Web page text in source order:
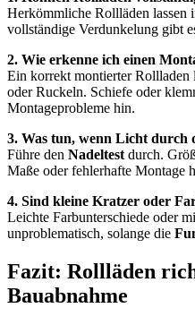
Herkömmliche Rollläden lassen
vollständige Verdunkelung gibt
2. Wie erkenne ich einen
Ein korrekt montierter Rollladen
oder Ruckeln. Schiefe oder
Montageprobleme hin.
3. Was tun, wenn Licht durch
Führe den Nadeltest durch.
Maße oder fehlerhafte Montage
4. Sind kleine Kratzer oder
Leichte Farbunterschiede oder
unproblematisch, solange die
Fazit: Rollläden
Bauabnahme